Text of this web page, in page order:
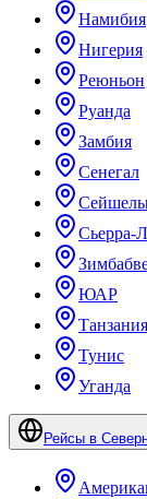
Намибия
Нигерия
Реюньон
Руанда
Замбия
Сенегал
Сьерра-
ЮАР
Танзания
Тунис
Уганда
Рейсы в